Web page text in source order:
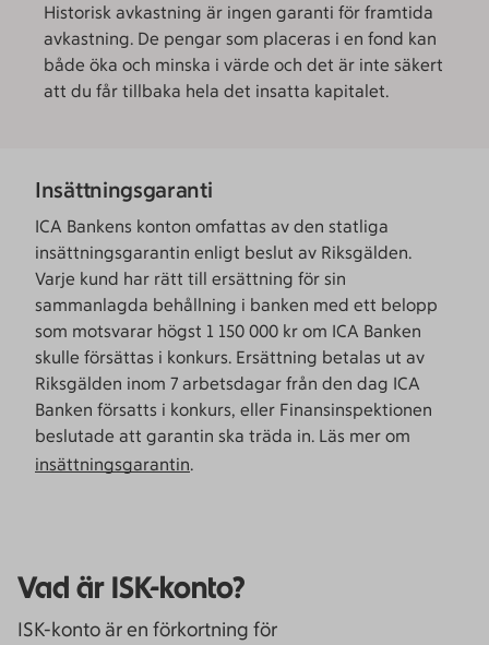
Historisk avkastning är ingen garanti för framtida
avkastning. De pengar som placeras i en fond kan
både öka och minska i värde och det är inte säkert
att du får tillbaka hela det insatta kapitalet.
Insättningsgaranti
ICA Bankens konton omfattas av den statliga
insättningsgarantin enligt beslut av Riksgälden.
Varje kund har rätt till ersättning för sin
sammanlagda behållning i banken med ett belopp
som motsvarar högst 1 150 000 kr om ICA Banken
skulle försättas i konkurs. Ersättning betalas ut av
Riksgälden inom 7 arbetsdagar från den dag ICA
Banken försatts i konkurs, eller Finansinspektionen
beslutade att garantin ska träda in. Läs mer om
insättningsgarantin.
Vad är ISK-konto?
ISK-konto är en förkortning för